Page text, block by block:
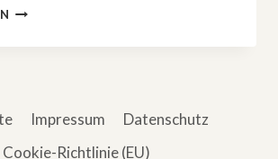
PEINLICHE
BILLIGER
AUSWEISE
Impressum
Datenschutz
Cookie-Richtlinie (EU)